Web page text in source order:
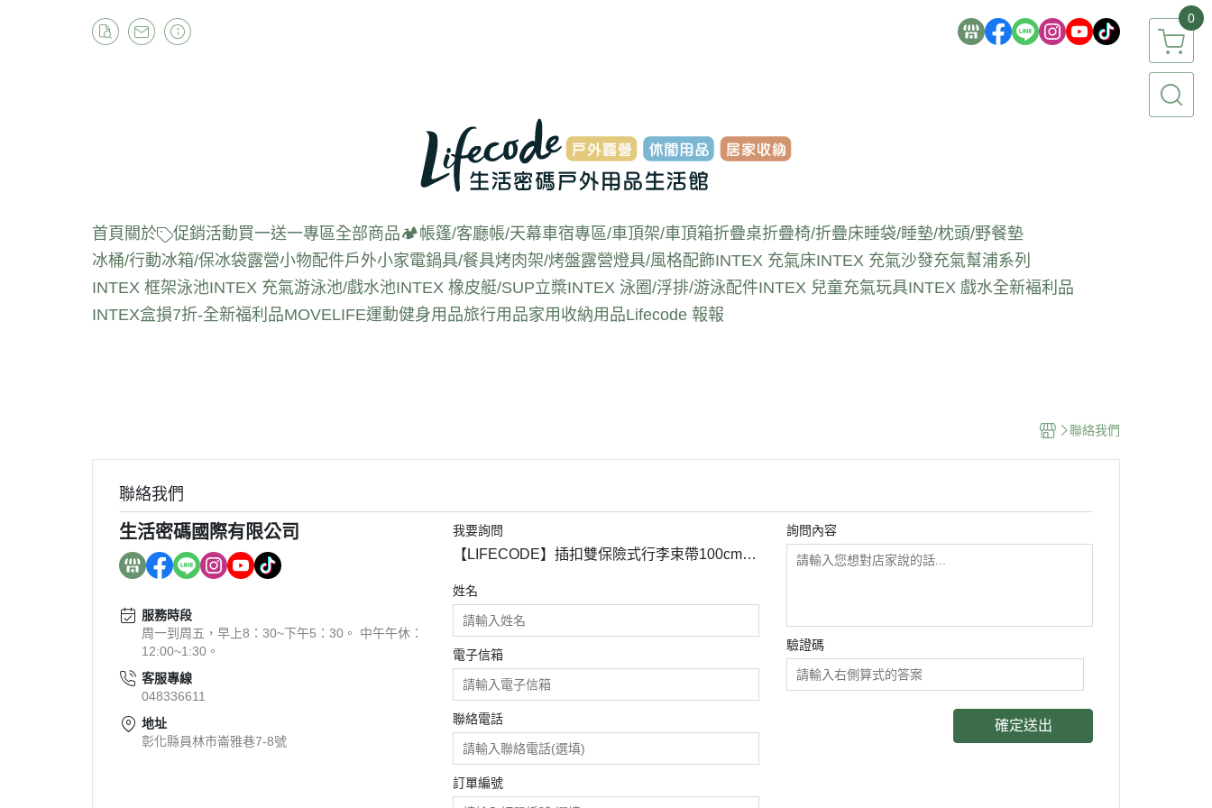
0
首頁 關於 促銷活動買一送一專區全部商品🏕️帳篷/客廳帳/天幕車宿專區/車頂架/車頂箱折疊桌折疊椅/折疊床睡袋/睡墊/枕頭/野餐墊
冰桶/行動冰箱/保冰袋露營小物配件戶外小家電鍋具/餐具烤肉架/烤盤露營燈具/風格配飾INTEX 充氣床INTEX 充氣沙發充氣幫浦系列
INTEX 框架泳池INTEX 充氣游泳池/戲水池INTEX 橡皮艇/SUP立槳INTEX 泳圈/浮排/游泳配件INTEX 兒童充氣玩具INTEX 戲水全新褔利品
INTEX盒損7折-全新福利品MOVELIFE運動健身用品旅行用品家用收納用品Lifecode 報報
聯絡我們
聯絡我們
生活密碼國際有限公司
服務時段
周一到周五，早上8：30~下午5：30。 中午午休：
12:00~1:30。
客服專線
048336611
地址
彰化縣員林市崙雅巷7-8號
我要詢問
【LIFECODE】插扣雙保險式行李束帶100cm-
姓名
電子信箱
聯絡電話
訂單編號
詢問內容
驗證碼
確定送出